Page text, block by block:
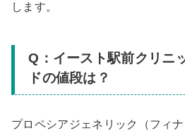
します。
Q：イースト駅前クリニ
ドの値段は？
プロペシアジェネリック（フィ